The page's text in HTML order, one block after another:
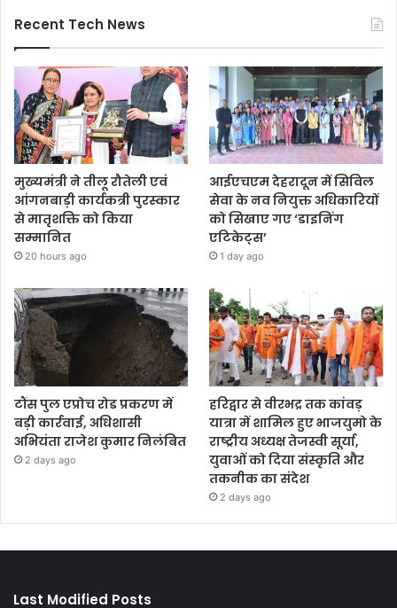
Recent Tech News
मुख्यमंत्री ने तीलू रौतेली एवं
आंगनबाड़ी कार्यकत्री पुरस्कार
से मातृशक्ति को किया
सम्मानित
20 hours ago
आईएचएम देहरादून में सिविल
सेवा के नव नियुक्त अधिकारियों
को सिखाए गए ‘डाइनिंग
एटिकेट्स’
1 day ago
टौंस पुल एप्रोच रोड प्रकरण में
बड़ी कार्रवाई, अधिशासी
अभियंता राजेश कुमार निलंबित
2 days ago
हरिद्वार से वीरभद्र तक कांवड़
यात्रा में शामिल हुए भाजयुमो के
राष्ट्रीय अध्यक्ष तेजस्वी सूर्या,
युवाओं को दिया संस्कृति और
तकनीक का संदेश
2 days ago
Last Modified Posts